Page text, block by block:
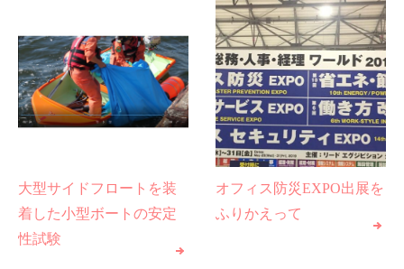
大型サイドフロートを装
着した小型ボートの安定
性試験
オフィス防災EXPO出展を
ふりかえって